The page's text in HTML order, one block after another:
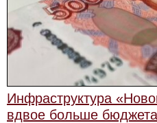
Инфраструктура
вдвое больше